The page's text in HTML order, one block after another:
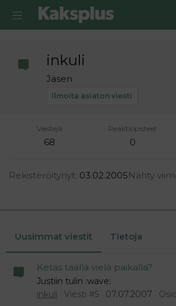
Ilmoita asiaton viesti
inkuli
Jäsen
Viestejä
68
Reaktiopisteet
0
Rekisteröitynyt 03.02.2005Nähty
Uusimmat viestit Tietoja
Ketäs täällä vielä paikalla?
Justiin tulin :wave:
inkuli
Viesti #5 07.07.2007